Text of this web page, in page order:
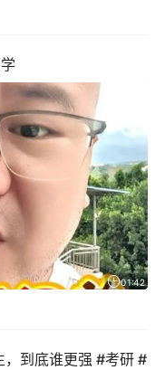
01:42
到底谁更强 #考研 #